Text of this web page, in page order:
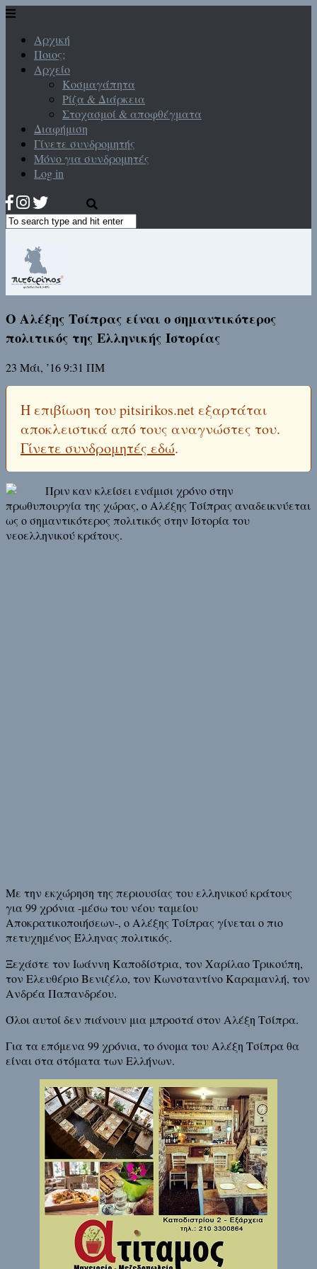
Αρχική
Ποιος;
Αρχείο
Κοσμαγάπητα
Ρίζα & Διάρκεια
Στοχασμοί & αποφθέγματα
Διαφήμιση
Γίνετε συνδρομητής
Μόνο για συνδρομητές
Log in
Ο Αλέξης Τσίπρας είναι ο σημαντικότερος
πολιτικός της Ελληνικής Ιστορίας
23 Μάι, ’16 9:31 ΠΜ
Η επιβίωση του pitsirikos.net εξαρτάται
αποκλειστικά από τους αναγνώστες του.
Γίνετε συνδρομητές εδώ.
Πριν καν κλείσει ενάμισι χρόνο στην
πρωθυπουργία της χώρας, ο Αλέξης Τσίπρας αναδεικνύεται
ως ο σημαντικότερος πολιτικός στην Ιστορία του
νεοελληνικού κράτους.
Με την εκχώρηση της περιουσίας του ελληνικού κράτους
για 99 χρόνια -μέσω του νέου ταμείου
Αποκρατικοποιήσεων-, ο Αλέξης Τσίπρας γίνεται ο πιο
πετυχημένος Έλληνας πολιτικός.
Ξεχάστε τον Ιωάννη Καποδίστρια, τον Χαρίλαο Τρικούπη,
τον Ελευθέριο Βενιζέλο, τον Κωνσταντίνο Καραμανλή, τον
Ανδρέα Παπανδρέου.
Όλοι αυτοί δεν πιάνουν μια μπροστά στον Αλέξη Τσίπρα.
Για τα επόμενα 99 χρόνια, το όνομα του Αλέξη Τσίπρα θα
είναι στα στόματα των Ελλήνων.